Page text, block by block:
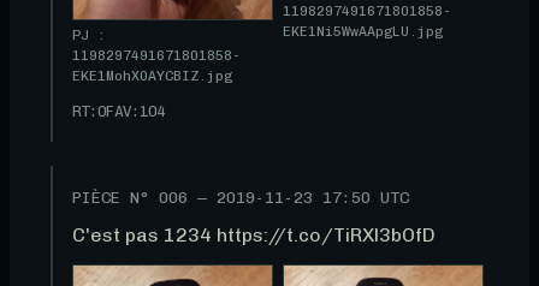
PJ :
1198297491671801858-
EKE1MohX0AYCBIZ.jpg
1198297491671801858-
EKE1Ni5WwAApgLU.jpg
RT:0FAV: 104
PIÈCE N°006 —2019-11-23 17:50 UTC
C'est pas 1234 https://t.co/TiRXl3bOfD